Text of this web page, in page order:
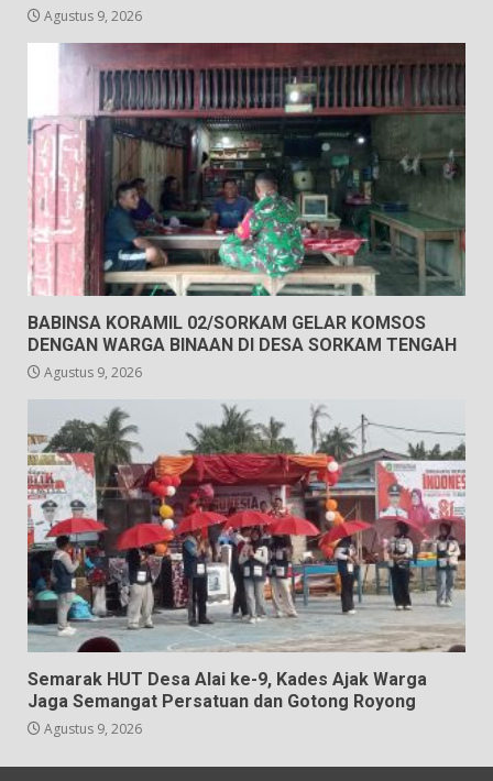
Agustus 9, 2026
BABINSA KORAMIL 02/SORKAM GELAR KOMSOS
DENGAN WARGA BINAAN DI DESA SORKAM TENGAH
Agustus 9, 2026
Semarak HUT Desa Alai ke-9, Kades Ajak Warga
Jaga Semangat Persatuan dan Gotong Royong
Agustus 9, 2026